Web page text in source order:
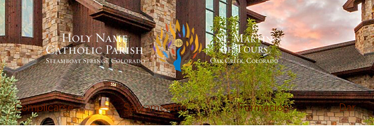
Complicarse Sacramentos Formación Dar